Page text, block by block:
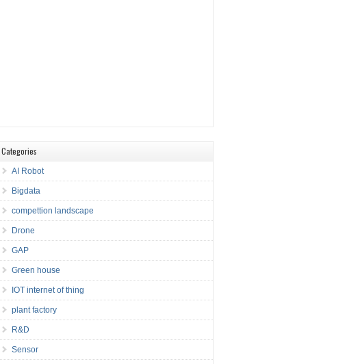
Categories
AI Robot
Bigdata
compettion landscape
Drone
GAP
Green house
IOT internet of thing
plant factory
R&D
Sensor